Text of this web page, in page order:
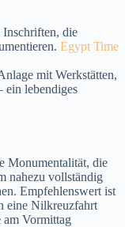
die
Egypt Time
mit Werkstätten,
ein lebendiges
Monumentalität, die
nahezu vollständig
Empfehlenswert ist
eine Nilkreuzfahrt
am Vormittag